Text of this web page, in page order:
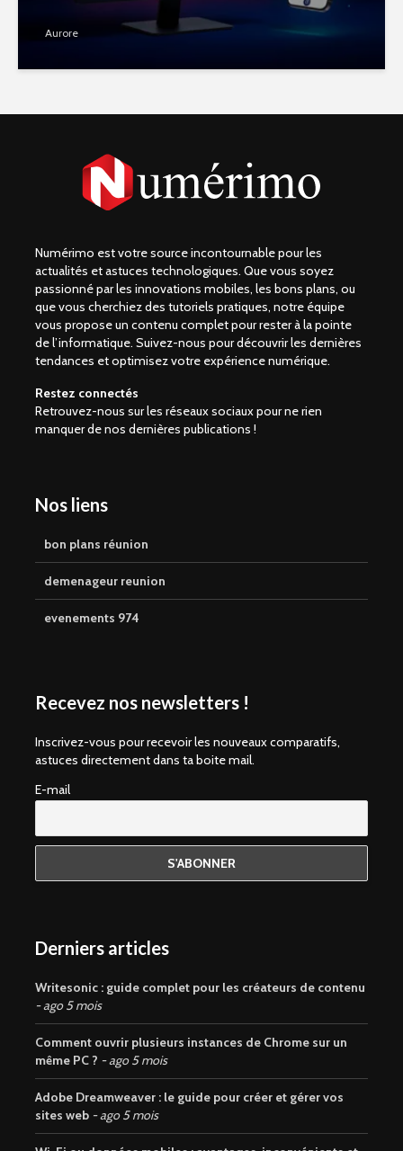
Aurore
Numérimo est votre source incontournable pour les
actualités et astuces technologiques. Que vous soyez
passionné par les innovations mobiles, les bons plans, ou
que vous cherchiez des tutoriels pratiques, notre équipe
vous propose un contenu complet pour rester à la pointe
de l’informatique. Suivez-nous pour découvrir les dernières
tendances et optimisez votre expérience numérique.
Restez connectés
Retrouvez-nous sur les réseaux sociaux pour ne rien
manquer de nos dernières publications !
Nos liens
bon plans réunion
demenageur reunion
evenements 974
Recevez nos newsletters !
Inscrivez-vous pour recevoir les nouveaux comparatifs,
astuces directement dans ta boite mail.
E-mail
Derniers articles
Writesonic : guide complet pour les créateurs de contenu
ago 5 mois
Comment ouvrir plusieurs instances de Chrome sur un
même PC ?
ago 5 mois
Adobe Dreamweaver : le guide pour créer et gérer vos
sites web
ago 5 mois